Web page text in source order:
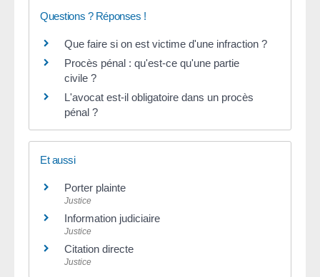
Questions ? Réponses !
Que faire si on est victime d'une infraction ?
Procès pénal : qu'est-ce qu'une partie
civile ?
L'avocat est-il obligatoire dans un procès
pénal ?
Et aussi
Porter plainte
Justice
Information judiciaire
Justice
Citation directe
Justice